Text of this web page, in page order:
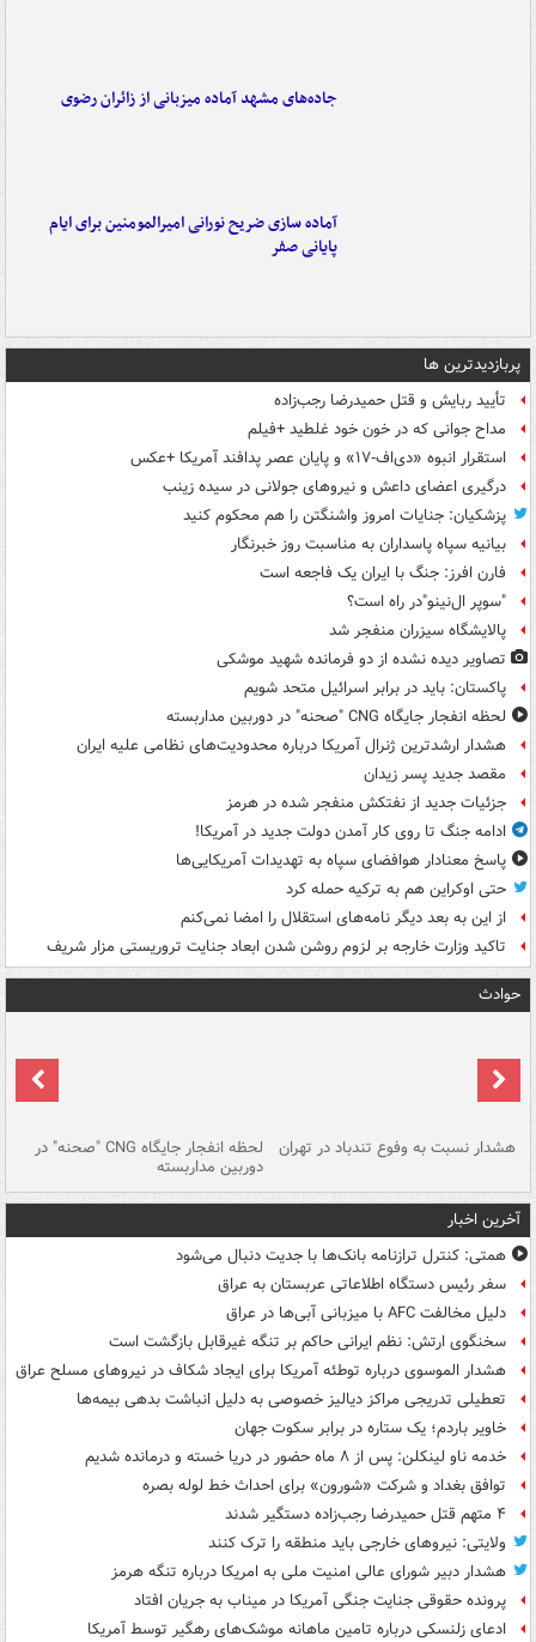
جاده‌های مشهد آماده میزبانی از زائران رضوی
آماده سازی ضریح نورانی امیرالمومنین برای ایام
پایانی صفر
پربازدیدترین ها
تأیید ربایش و قتل حمیدرضا رجب‌زاده
مداح جوانی که در خون خود غلطید +فیلم
استقرار انبوه «دی‌اف‑۱۷» و پایان عصر پدافند آمریکا +عکس
درگیری اعضای داعش و نیروهای جولانی در سیده زینب
پزشکیان: جنایات امروز واشنگتن را هم محکوم کنید
بیانیه سپاه پاسداران به مناسبت روز خبرنگار
فارن افرز: جنگ با ایران یک فاجعه است
"سوپر ال‌نینو"در راه است؟
پالایشگاه سیزران منفجر شد
تصاویر دیده‌ نشده از دو فرمانده شهید موشکی
پاکستان: باید در برابر اسرائیل متحد شویم
لحظه انفجار جایگاه CNG "صحنه" در دوربین مداربسته
هشدار ارشدترین ژنرال آمریکا درباره محدودیت‌های نظامی علیه ایران
مقصد جدید پسر زیدان
جزئیات جدید از نفتکش منفجر شده در هرمز
ادامه جنگ تا روی کار آمدن دولت جدید در آمریکا!
پاسخ معنادار هوافضای سپاه به تهدیدات آمریکایی‌ها
حتی اوکراین هم به ترکیه حمله کرد
از این به بعد دیگر نامه‌های استقلال را امضا نمی‌کنم
تاکید وزارت خارجه بر لزوم روشن شدن ابعاد جنایت تروریستی مزار شریف
حوادث
هشدار نسبت به وفوع تندباد در تهران لحظه انفجار جایگاه CNG "صحنه" در
دوربین مداربسته
آخرین اخبار
همتی: کنترل ترازنامه بانک‌ها با جدیت دنبال می‌شود
سفر رئیس دستگاه اطلاعاتی عربستان به عراق
دلیل مخالفت AFC با میزبانی آبی‌ها در عراق
سخنگوی ارتش: نظم ایرانی حاکم بر تنگه غیرقابل بازگشت است
هشدار الموسوی درباره توطئه آمریکا برای ایجاد شکاف در نیروهای مسلح عراق
تعطیلی تدریجی مراکز دیالیز خصوصی به دلیل انباشت بدهی بیمه‌ها
خاویر باردم؛ یک ستاره در برابر سکوت جهان
خدمه ناو لینکلن: پس از ۸ ماه حضور در دریا خسته و درمانده‌ شدیم
توافق بغداد و شرکت «شورون» برای احداث خط لوله بصره
۴ متهم قتل حمیدرضا رجب‌زاده دستگیر شدند
ولایتی: نیروهای خارجی باید منطقه را ترک کنند
هشدار دبیر شورای عالی امنیت ملی به امریکا درباره تنگه هرمز
پرونده حقوقی جنایت جنگی آمریکا در میناب به جریان افتاد
ادعای زلنسکی درباره تامین ماهانه موشک‌های رهگیر توسط آمریکا